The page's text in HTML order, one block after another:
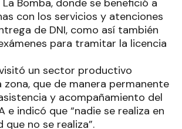
Bomba, donde se benefició a
con los servicios y atenciones
de DNI, como así también
para tramitar la licencia
un sector productivo
zona, que de manera permanente
y acompañamiento del
e indicó que “nadie se realiza en
que no se realiza”.